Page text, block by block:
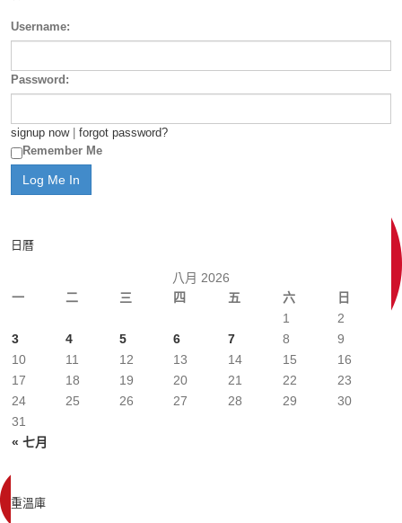
Username:
Password:
signup now| forgot password?
Remember Me
日曆
八月 2026
一
二 三 四 五 六 日
« 七月
1
2
3
4 5 6 7 8
9
10
11 12 13 14 15
16
17
18 19 20 21 22
23
24
25 26 27 28 29
30
31
重溫庫